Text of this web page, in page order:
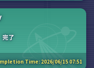
完了
Time: 2026/06/15 07:51